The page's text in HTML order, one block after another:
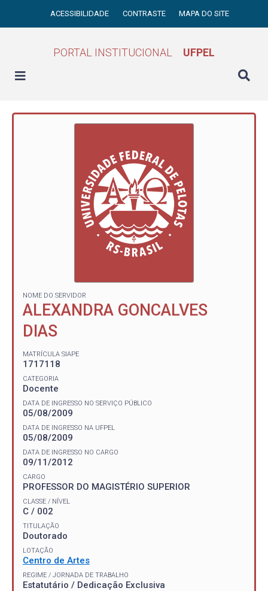
ACESSIBILIDADE CONTRASTE MAPA DO SITE
PORTAL INSTITUCIONAL UFPEL
NOME DO SERVIDOR
ALEXANDRA GONCALVES
DIAS
MATRÍCULA SIAPE
1717118
CATEGORIA
Docente
DATA DE INGRESSO NO SERVIÇO PÚBLICO
05/08/2009
DATA DE INGRESSO NA UFPEL
05/08/2009
DATA DE INGRESSO NO CARGO
09/11/2012
CARGO
PROFESSOR DO MAGISTÉRIO SUPERIOR
CLASSE / NÍVEL
C / 002
TITULAÇÃO
Doutorado
LOTAÇÃO
Centro de Artes
REGIME / JORNADA DE TRABALHO
Estatutário / Dedicação Exclusiva